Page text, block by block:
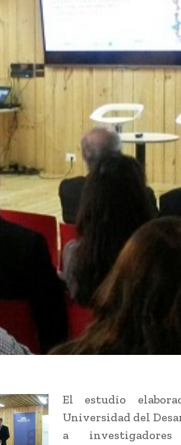
El estudio
Universidad del
a